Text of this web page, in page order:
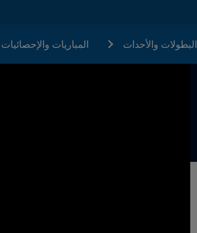
البطولات والأحدات المباريات والإحصائيات